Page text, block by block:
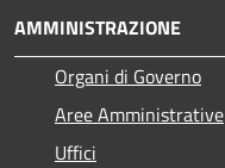
AMMINISTRAZIONE
Organi di Governo
Aree Amministrative
Uffici